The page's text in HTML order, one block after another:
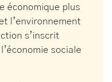
économique plus
l’environnement
s’inscrit
sociale